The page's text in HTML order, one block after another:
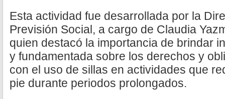
Esta actividad fue desarrollada por la
Previsión Social, a cargo de Claudia
quien destacó la importancia de brindar
y fundamentada sobre los derechos y
con el uso de sillas en actividades que
pie durante periodos prolongados.